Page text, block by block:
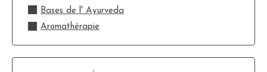
Bases de l' Ayurveda
Aromathérapie